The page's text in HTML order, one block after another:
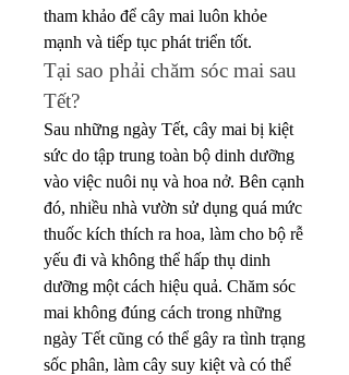
tham khảo để cây mai luôn khỏe
mạnh và tiếp tục phát triển tốt.
Tại sao phải chăm sóc mai sau
Tết?
Sau những ngày Tết, cây mai bị kiệt
sức do tập trung toàn bộ dinh dưỡng
vào việc nuôi nụ và hoa nở. Bên cạnh
đó, nhiều nhà vườn sử dụng quá mức
thuốc kích thích ra hoa, làm cho bộ rễ
yếu đi và không thể hấp thụ dinh
dưỡng một cách hiệu quả. Chăm sóc
mai không đúng cách trong những
ngày Tết cũng có thể gây ra tình trạng
sốc phân, làm cây suy kiệt và có thể